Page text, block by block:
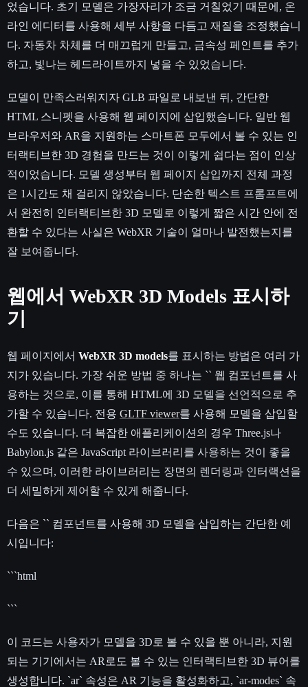
었습니다. 초기 모델은 가장자리가 조금 거칠었기 때문에, 온
라인 에디터를 사용해 세부 사항을 다듬고 재질을 조정했습니
다. 자동차 차체를 더 매끄럽게 만들고, 금속성 페인트를 추가
하고, 빛나는 헤드라이트까지 넣을 수 있었습니다.
모델이 만족스러워지자 GLB 파일로 내보낸 뒤, 간단한
HTML 스니펫을 사용해 웹 페이지에 삽입했습니다. 일반 웹
브라우저와 AR을 지원하는 스마트폰 모두에서 볼 수 있는 인
터랙티브한 3D 경험을 만드는 것이 이렇게 쉽다는 점이 인상
적이었습니다. 모델 생성부터 웹 페이지 삽입까지 전체 과정
은 1시간도 채 걸리지 않았습니다. 단순한 텍스트 프롬프트에
서 완전히 인터랙티브한 3D 모델로 이렇게 짧은 시간 안에 전
환할 수 있다는 사실은 WebXR 기술이 얼마나 발전했는지를
잘 보여줍니다.
웹에서 WebXR 3D Models 표시하
기
웹 페이지에서 WebXR 3D models를 표시하는 방법은 여러 가
지가 있습니다. 가장 쉬운 방법 중 하나는 `` 웹 컴포넌트를 사
용하는 것으로, 이를 통해 HTML에 3D 모델을 선언적으로 추
가할 수 있습니다. 전용 GLTF viewer를 사용해 모델을 삽입할
수도 있습니다. 더 복잡한 애플리케이션의 경우 Three.js나
Babylon.js 같은 JavaScript 라이브러리를 사용하는 것이 좋을
수 있으며, 이러한 라이브러리는 장면의 렌더링과 인터랙션을
더 세밀하게 제어할 수 있게 해줍니다.
다음은 `` 컴포넌트를 사용해 3D 모델을 삽입하는 간단한 예
시입니다:
```html
```
이 코드는 사용자가 모델을 3D로 볼 수 있을 뿐 아니라, 지원
되는 기기에서는 AR로도 볼 수 있는 인터랙티브한 3D 뷰어를
생성합니다. `ar` 속성은 AR 기능을 활성화하고, `ar-modes` 속